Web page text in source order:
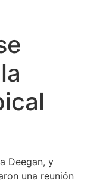
Deegan, y
una reunión